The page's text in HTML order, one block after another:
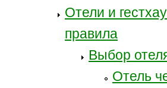
Отели и
правила
Выбор
Отель